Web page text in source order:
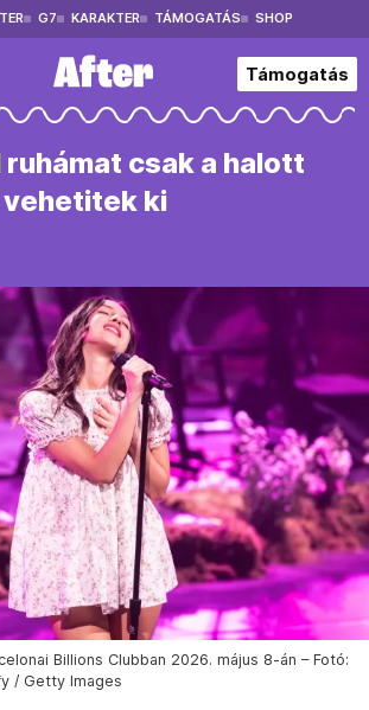
G7 KARAKTER TÁMOGATÁS SHOP
Támogatás
csak a halott
ki
Billions Clubban 2026. május 8-án – Fotó:
/ Getty Images